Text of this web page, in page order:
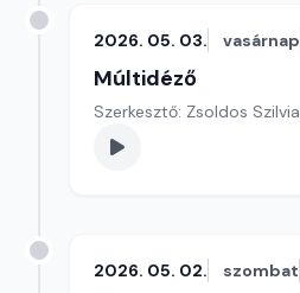
2026. 05. 03. vasárnap
Múltidéző
Szerkesztő: Zsoldos Szilvia
2026. 05. 02. szombat